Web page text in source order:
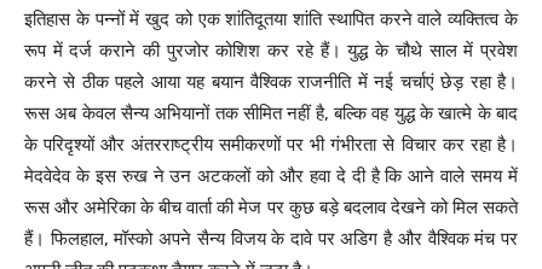
इतिहास के पन्नों में खुद को एक शांतिदूतया शांति स्थापित करने वाले व्यक्तित्व के
रूप में दर्ज कराने की पुरजोर कोशिश कर रहे हैं। युद्ध के चौथे साल में प्रवेश
करने से ठीक पहले आया यह बयान वैश्विक राजनीति में नई चर्चाएं छेड़ रहा है।
रूस अब केवल सैन्य अभियानों तक सीमित नहीं है, बल्कि वह युद्ध के खात्मे के बाद
के परिदृश्यों और अंतरराष्ट्रीय समीकरणों पर भी गंभीरता से विचार कर रहा है।
मेदवेदेव के इस रुख ने उन अटकलों को और हवा दे दी है कि आने वाले समय में
रूस और अमेरिका के बीच वार्ता की मेज पर कुछ बड़े बदलाव देखने को मिल सकते
हैं। फिलहाल, मॉस्को अपने सैन्य विजय के दावे पर अडिग है और वैश्विक मंच पर